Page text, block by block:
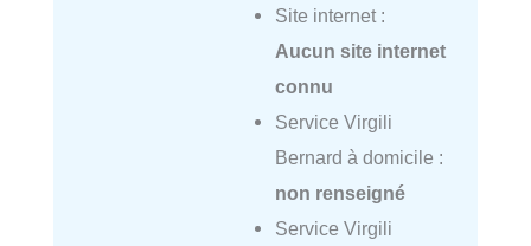
Site internet :
Aucun site internet
connu
Service Virgili
Bernard à domicile :
non renseigné
Service Virgili